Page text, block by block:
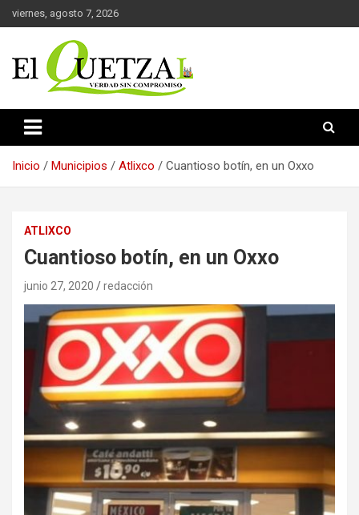
Saltar
al
viernes, agosto 7, 2026
El Quetzal de Cholula
Inicio Municipios Atlixco Cuantioso botín, en un Oxxo
ATLIXCO
Cuantioso botín, en un Oxxo
junio 27, 2020 redacción